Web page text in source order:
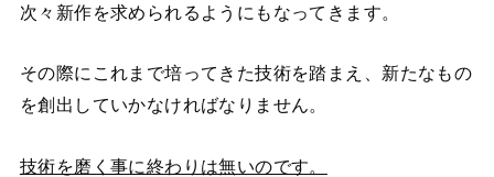
次々新作を求められるようにもなってきます。
その際にこれまで培ってきた技術を踏まえ、新たなもの
を創出していかなければなりません。
技術を磨く事に終わりは無いのです。